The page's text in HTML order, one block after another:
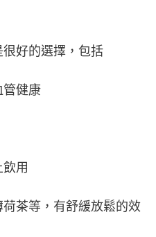
好的選擇，包括
管健康
用
茶等，有舒緩放鬆的效